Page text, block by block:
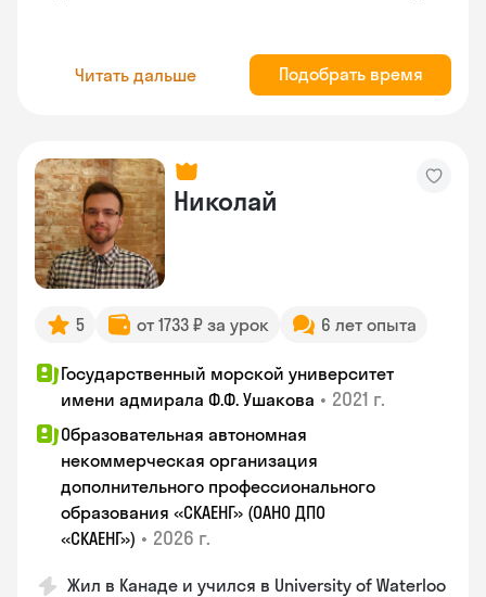
Читать дальше Подобрать время
Николай
5 от 1733 ₽ за урок 6 лет опыта
Государственный морской университет
имени адмирала Ф.Ф. Ушакова • 2021 г.
Образовательная автономная
некоммерческая организация
дополнительного профессионального
образования «СКАЕНГ» (ОАНО ДПО
«СКАЕНГ») • 2026 г.
Жил в Канаде и учился в University of Waterloo